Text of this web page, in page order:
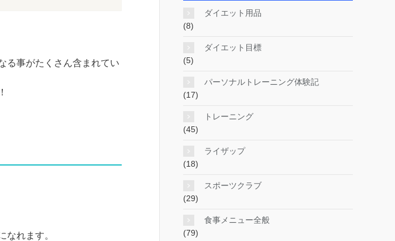
る事がたくさん含まれてい
なれます。
ダイエット用品
(8)
ダイエット目標
(5)
パーソナルトレーニング体験記
(17)
トレーニング
(45)
ライザップ
(18)
スポーツクラブ
(29)
食事メニュー全般
(79)